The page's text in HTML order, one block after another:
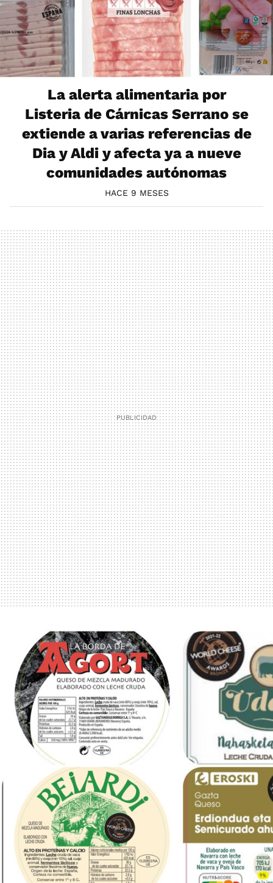
La alerta alimentaria por
Listeria de Cárnicas Serrano se
extiende a varias referencias de
Dia y Aldi y afecta ya a nueve
comunidades autónomas
HACE 9 MESES